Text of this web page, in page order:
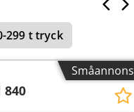
299 t tryck
Småannons
840